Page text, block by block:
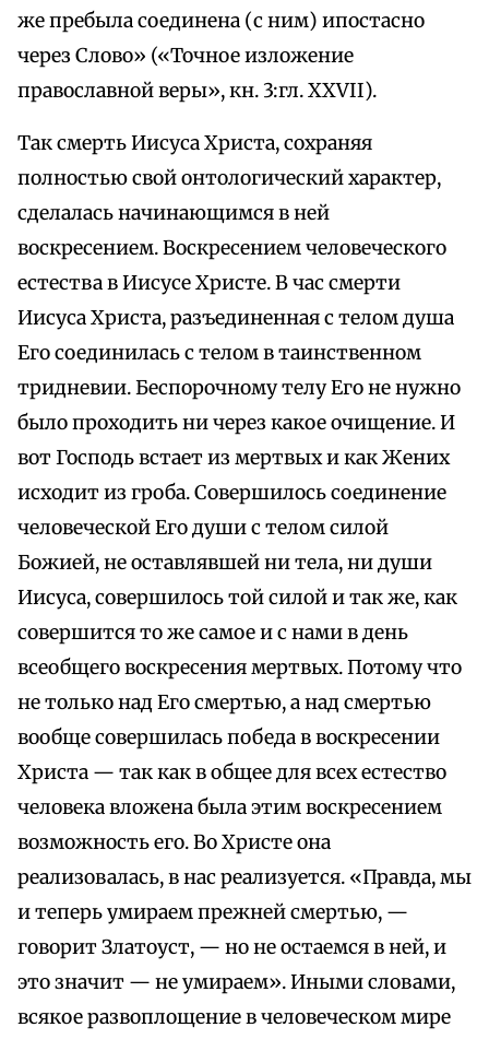
же пребыла соединена (с ним) ипостасно
через Слово» («Точное изложение
православной веры», кн. 3:гл. XXVII).
Так смерть Иисуса Христа, сохраняя
полностью свой онтологический характер,
сделалась начинающимся в ней
воскресением. Воскресением человеческого
естества в Иисусе Христе. В час смерти
Иисуса Христа, разъединенная с телом душа
Его соединилась с телом в таинственном
тридневии. Беспорочному телу Его не нужно
было проходить ни через какое очищение. И
вот Господь встает из мертвых и как Жених
исходит из гроба. Совершилось соединение
человеческой Его души с телом силой
Божией, не оставлявшей ни тела, ни души
Иисуса, совершилось той силой и так же, как
совершится то же самое и с нами в день
всеобщего воскресения мертвых. Потому что
не только над Его смертью, а над смертью
вообще совершилась победа в воскресении
Христа — так как в общее для всех естество
человека вложена была этим воскресением
возможность его. Во Христе она
реализовалась, в нас реализуется. «Правда, мы
и теперь умираем прежней смертью, —
говорит Златоуст, — но не остаемся в ней, и
это значит — не умираем». Иными словами,
всякое развоплощение в человеческом мире